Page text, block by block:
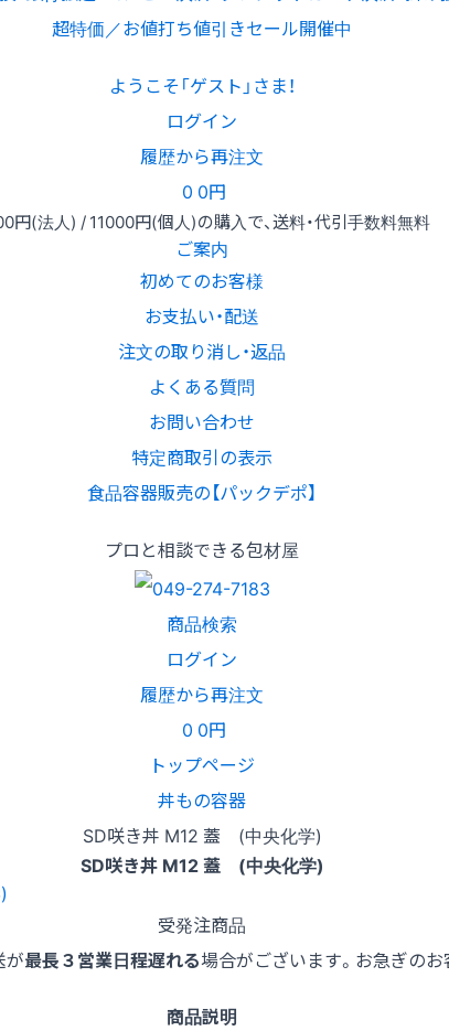
超特価／お値打ち値引きセール開催中
ようこそ「ゲスト」さま！
ログイン
履歴から再注文
0 0円
円(法人) /11000円(個人)の購入で、送料・代引手数料無料
ご案内
初めてのお客様
お支払い・配送
注文の取り消し・返品
よくある質問
お問い合わせ
特定商取引の表示
食品容器販売の【パックデポ】
プロと相談できる包材屋
商品検索
ログイン
履歴から再注文
0 0円
トップページ
丼もの容器
SD咲き丼 M12 蓋 (中央化学)
SD咲き丼 M12 蓋 (中央化学)
受発注商品
が最長３営業日程遅れる場合がございます。お急ぎの
商品説明